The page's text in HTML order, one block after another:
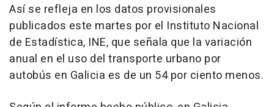
Así se refleja en los datos provisionales
publicados este martes por el Instituto Nacional
de Estadística, INE, que señala que la variación
anual en el uso del transporte urbano por
autobús en Galicia es de un 54 por ciento menos.